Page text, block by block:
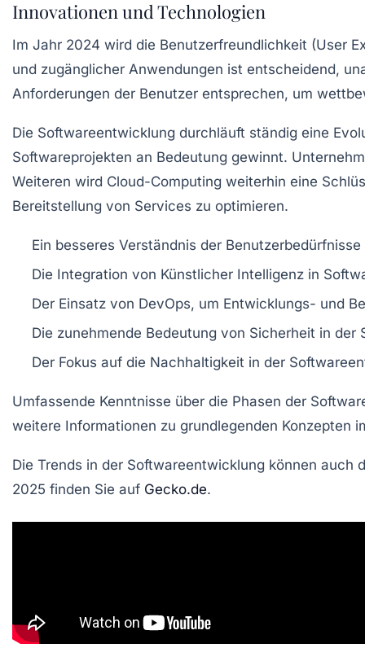
Innovationen und Technologien
Im Jahr 2024 wird die Benutzerfreundlichkeit (User
und zugänglicher Anwendungen ist entscheidend,
Anforderungen der Benutzer entsprechen, um
Die Softwareentwicklung durchläuft ständig eine
Softwareprojekten an Bedeutung gewinnt.
Weiteren wird Cloud-Computing weiterhin eine
Bereitstellung von Services zu optimieren.
Ein besseres Verständnis der Benutzerbedürfnisse
Die Integration von Künstlicher Intelligenz in
Der Einsatz von DevOps, um Entwicklungs- und
Die zunehmende Bedeutung von Sicherheit in der
Der Fokus auf die Nachhaltigkeit in der
Umfassende Kenntnisse über die Phasen der
weitere Informationen zu grundlegenden Konzepten
Die Trends in der Softwareentwicklung können auch
2025 finden Sie auf Gecko.de.